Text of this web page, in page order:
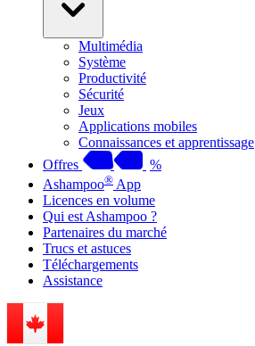
Multimédia
Système
Productivité
Sécurité
Jeux
Applications mobiles
Connaissances et apprentissage
Offres
%
Ashampoo® App
Licences en volume
Qui est Ashampoo ?
Partenaires du marché
Trucs et astuces
Téléchargements
Assistance